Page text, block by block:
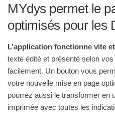
MYdys permet le
optimisés pour les
L’application fonctionne vite
texte édité et présenté selon
facilement. Un bouton vous
votre nouvelle mise en page
pourrez aussi le transformer en
imprimée avec toutes les